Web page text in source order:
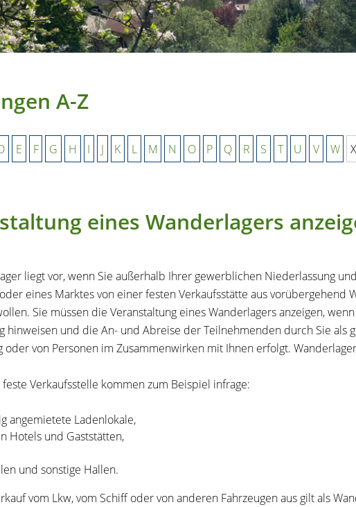
A-Z
E F G H I J K L M N O P Q R S T U V W X
eines Wanderlagers
liegt vor, wenn Sie außerhalb Ihrer gewerblichen Niederlassung
eines Marktes von einer festen Verkaufsstätte aus vorübergehend
Sie müssen die Veranstaltung eines Wanderlagers anzeigen,
hinweisen und die An- und Abreise der Teilnehmenden durch Sie als
oder von Personen im Zusammenwirken mit Ihnen erfolgt.
feste Verkaufsstelle kommen zum Beispiel infrage:
angemietete Ladenlokale,
Hotels und Gaststätten,
und sonstige Hallen.
vom Lkw, vom Schiff oder von anderen Fahrzeugen aus gilt als